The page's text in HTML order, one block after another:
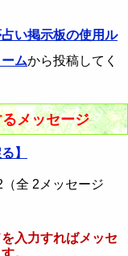
い掲示板の使用ル
ムから投稿してく
メッセージ
】
（全 2メッセージ
入力すればメッセ
。